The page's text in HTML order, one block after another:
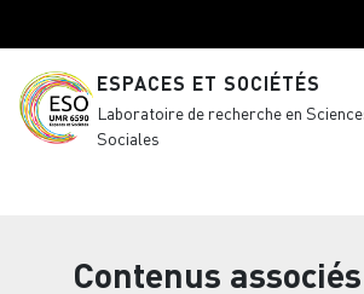
ESPACES ET SOCIÉTÉS
Laboratoire de recherche en
Sociales
Contenus